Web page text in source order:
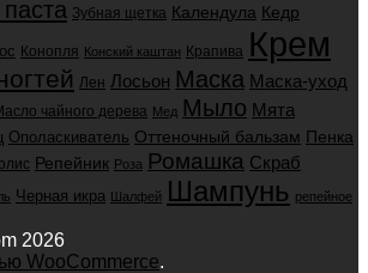
Зубная щетка Календула Кедр
Конопля Конский каштан Крапива Крем
Лен Лосьон Маска Маска-уход
чайного дерева Мед Мыло Мята
Ополаскиватель Оттеночный бальзам Пенка
Репейник Роза Ромашка Скраб
Черная икра Шалфей Шампунь репейное
2026
WooCommerce.